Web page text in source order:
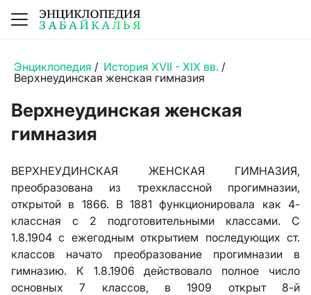
Энциклопедия / История XVII - XIX вв. /
Верхнеудинская женская гимназия
Верхнеудинская женская
гимназия
ВЕРХНЕУДИНСКАЯ ЖЕНСКАЯ ГИМНАЗИЯ,
преобразована из трехклассной прогимназии,
открытой в 1866. В 1881 функционировала как 4-
классная с 2 подготовительными классами. С
1.8.1904 с ежегодным открытием последующих ст.
классов начато преобразование прогимназии в
гимназию. К 1.8.1906 действовало полное число
основных 7 классов, в 1909 открыт 8-й